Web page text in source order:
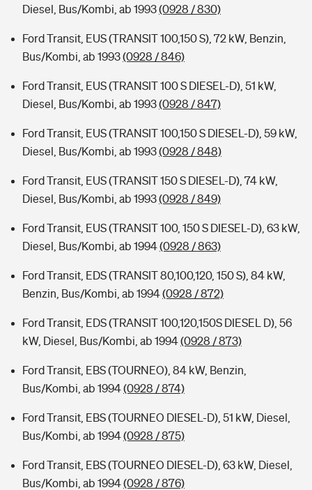
Diesel, Bus/Kombi, ab 1993(0928 / 830)
Ford Transit, EUS (TRANSIT 100,150 S), 72 kW, Benzin,
Bus/Kombi, ab 1993(0928 / 846)
Ford Transit, EUS (TRANSIT 100 S DIESEL-D), 51 kW,
Diesel, Bus/Kombi, ab 1993(0928 / 847)
Ford Transit, EUS (TRANSIT 100,150 S DIESEL-D), 59 kW,
Diesel, Bus/Kombi, ab 1993(0928 / 848)
Ford Transit, EUS (TRANSIT 150 S DIESEL-D), 74 kW,
Diesel, Bus/Kombi, ab 1993(0928 / 849)
Ford Transit, EUS (TRANSIT 100, 150 S DIESEL-D), 63 kW,
Diesel, Bus/Kombi, ab 1994(0928 / 863)
Ford Transit, EDS (TRANSIT 80,100,120, 150 S), 84 kW,
Benzin, Bus/Kombi, ab 1994(0928 / 872)
Ford Transit, EDS (TRANSIT 100,120,150S DIESEL D), 56
kW, Diesel, Bus/Kombi, ab 1994(0928 / 873)
Ford Transit, EBS (TOURNEO), 84 kW, Benzin,
Bus/Kombi, ab 1994(0928 / 874)
Ford Transit, EBS (TOURNEO DIESEL-D), 51 kW, Diesel,
Bus/Kombi, ab 1994(0928 / 875)
Ford Transit, EBS (TOURNEO DIESEL-D), 63 kW, Diesel,
Bus/Kombi, ab 1994(0928 / 876)